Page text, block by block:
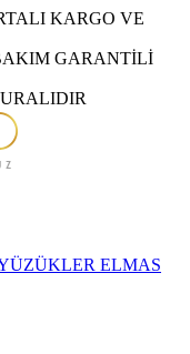
KARGO VE
GARANTİLİ
ELMAS